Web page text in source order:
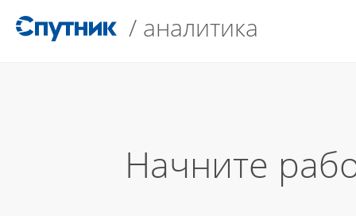
/ аналитика
Начните